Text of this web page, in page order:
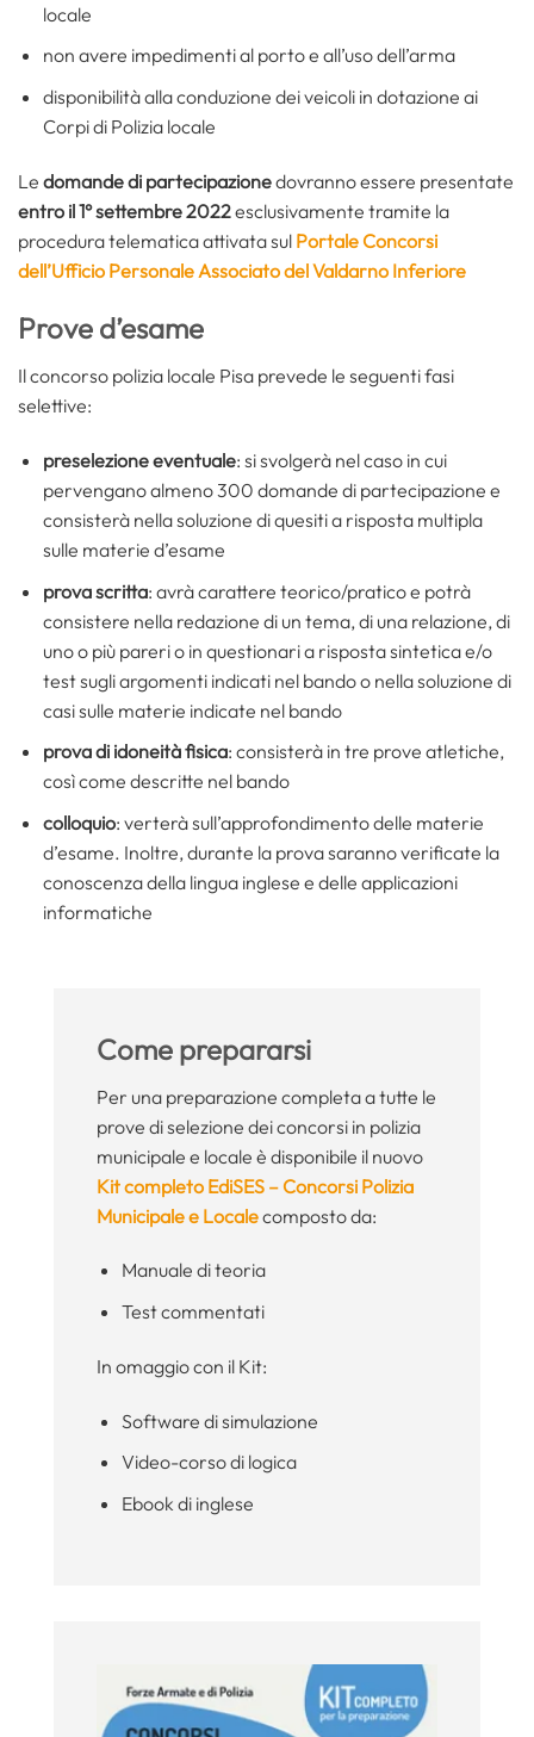
locale
non avere impedimenti al porto e all’uso dell’arma
disponibilità alla conduzione dei veicoli in dotazione ai
Corpi di Polizia locale
Le domande di partecipazionedovranno essere presentate
entro il 1° settembre 2022esclusivamente tramite la
procedura telematica attivata sul Portale Concorsi
dell’Ufficio Personale Associato del Valdarno Inferiore
Prove d’esame
Il concorso polizia locale Pisa prevede le seguenti fasi
selettive:
preselezione eventuale: si svolgerà nel caso in cui
pervengano almeno 300 domande di partecipazione e
consisterà nella soluzione di quesiti a risposta multipla
sulle materie d’esame
prova scritta: avrà carattere teorico/pratico e potrà
consistere nella redazione di un tema, di una relazione, di
uno o più pareri o in questionari a risposta sintetica e/o
test sugli argomenti indicati nel bando o nella soluzione di
casi sulle materie indicate nel bando
prova di idoneità fisica: consisterà in tre prove atletiche,
così come descritte nel bando
colloquio: verterà sull’approfondimento delle materie
d’esame. Inoltre, durante la prova saranno verificate la
conoscenza della lingua inglese e delle applicazioni
informatiche
Come prepararsi
Per una preparazione completa a tutte le
prove di selezione dei concorsi in polizia
municipale e locale è disponibile il nuovo
Kit completo EdiSES – Concorsi Polizia
Municipale e Localecomposto da:
Manuale di teoria
Test commentati
In omaggio con il Kit:
Software di simulazione
Video-corso di logica
Ebook di inglese